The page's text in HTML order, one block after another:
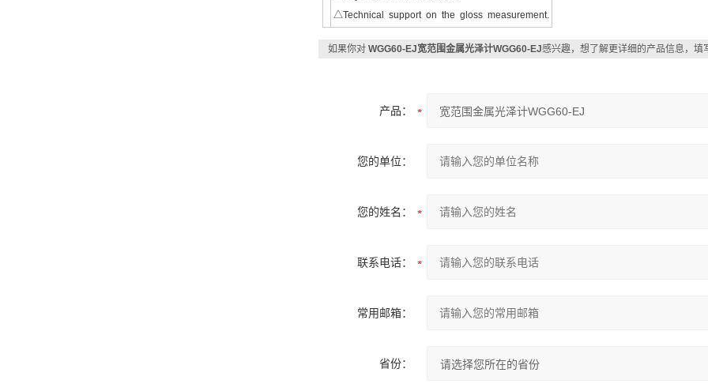
△Technical support on the gloss measurement.
如果你对 WGG60-EJ宽范围金属光泽计WGG60-EJ感兴趣，想了解更详细的产品信息，填
产品：
您的单位：
您的姓名：
联系电话：
常用邮箱：
省份：